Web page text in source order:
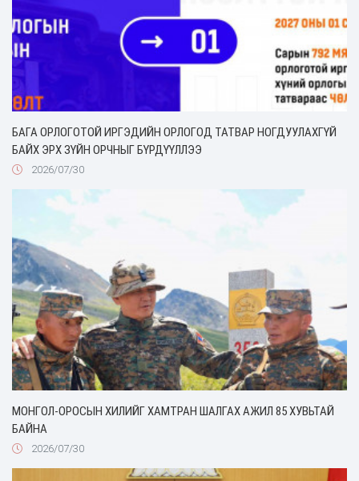
БАГА ОРЛОГОТОЙ ИРГЭДИЙН ОРЛОГОД ТАТВАР НОГДУУЛАХГҮЙ
БАЙХ ЭРХ ЗҮЙН ОРЧНЫГ БҮРДҮҮЛЛЭЭ
2026/07/30
МОНГОЛ-ОРОСЫН ХИЛИЙГ ХАМТРАН ШАЛГАХ АЖИЛ 85 ХУВЬТАЙ
БАЙНА
2026/07/30